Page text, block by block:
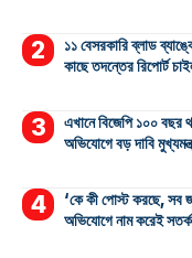
১১ বেসরকারি ব্লাড
কাছে তদন্তের রিপোর্ট
এখানে বিজেপি ১০০ বছর
অভিযোগে বড় দাবি
‘কে কী পোস্ট করছে, সব
অভিযোগে নাম করেই